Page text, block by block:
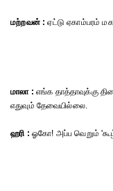
மற்றவன் : ஏட்டு ஏகாம்பரம்
மாலா : எங்க தாத்தாவுக்கு
எதுவும் தேவையில்லை.
ஹரி : ஓகோ! அப்ப வெறும்